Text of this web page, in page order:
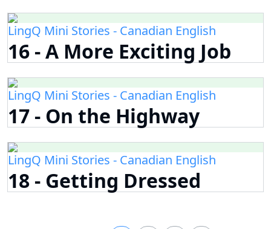
LingQ Mini Stories - Canadian English
16 - A More Exciting Job
LingQ Mini Stories - Canadian English
17 - On the Highway
LingQ Mini Stories - Canadian English
18 - Getting Dressed